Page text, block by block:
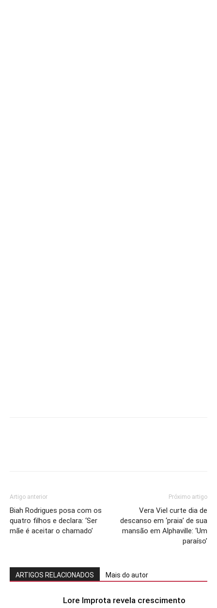
Artigo anterior
Biah Rodrigues posa com os
quatro filhos e declara: ‘Ser
mãe é aceitar o chamado’
Próximo artigo
Vera Viel curte dia de
descanso em ‘praia’ de sua
mansão em Alphaville: ‘Um
paraíso’
ARTIGOS RELACIONADOS Mais do autor
Lore Improta revela crescimento